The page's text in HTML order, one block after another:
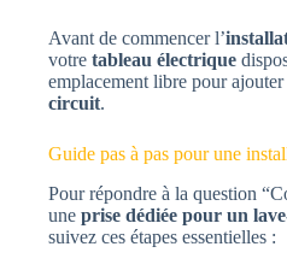
Avant de commencer l’
votre tableau électrique
emplacement libre pour
circuit.
Guide pas à pas pour une
Pour répondre à la question
une prise dédiée pour un
suivez ces étapes essentielles :